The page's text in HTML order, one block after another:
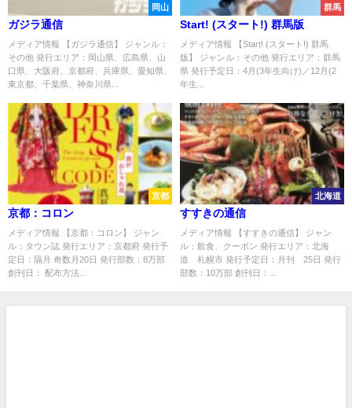
岡山
ガジラ通信
メディア情報 【ガジラ通信】 ジャンル：
その他 発行エリア：岡山県、広島県、山
口県、大阪府、京都府、兵庫県、愛知県、
東京都、千葉県、神奈川県...
群馬
Start! (スタート!) 群馬版
メディア情報 【Start! (スタート!) 群馬
版】 ジャンル：その他 発行エリア：群馬
県 発行予定日：4月(3年生向け)／12月(2
年生...
京都
京都：コロン
メディア情報 【京都：コロン】 ジャン
ル：タウン誌 発行エリア：京都府 発行予
定日：隔月 奇数月20日 発行部数：8万部
創刊日： 配布方法...
北海道
すすきの通信
メディア情報 【すすきの通信】 ジャン
ル：飲食、クーポン 発行エリア：北海
道 札幌市 発行予定日：月刊 25日 発行
部数：10万部 創刊日：...